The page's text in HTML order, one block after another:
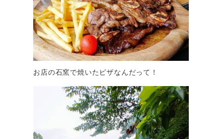
お店の石窯で焼いたピザなんだって！